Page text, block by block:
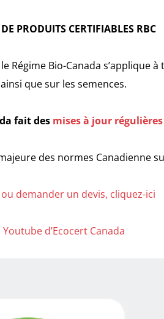
PRODUITS CERTIFIABLES RBC
Régime Bio-Canada
que sur les semences.
fait des mises à jour régulières
des normes Canadienne
demander un devis, cliquez-ici
d’Ecocert Canada